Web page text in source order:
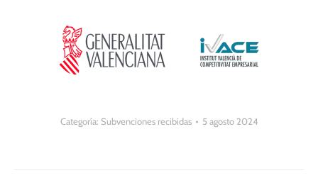
Categoría: Subvenciones recibidas 5 agosto 2024